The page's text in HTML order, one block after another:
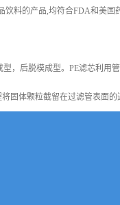
料的产品,均符合FDA和美国
，后脱模成型。PE滤芯利用
固体颗粒截留在过滤管表面的